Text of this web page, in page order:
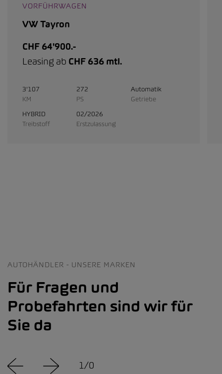
VORFÜHRWAGEN
VW Tayron
CHF 64'900.-
Leasing ab CHF 636 mtl.
3'107
KM
272
PS
Automatik
Getriebe
HYBRID
Treibstoff
02/2026
Erstzulassung
AUTOHÄNDLER - UNSERE MARKEN
Für Fragen und
Probefahrten sind wir für
Sie da
1/0